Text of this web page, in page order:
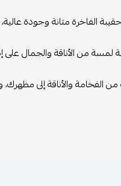
الفاخرة متانة وجودة
من الأناقة والجمال على
والأناقة إلى مظهرك،